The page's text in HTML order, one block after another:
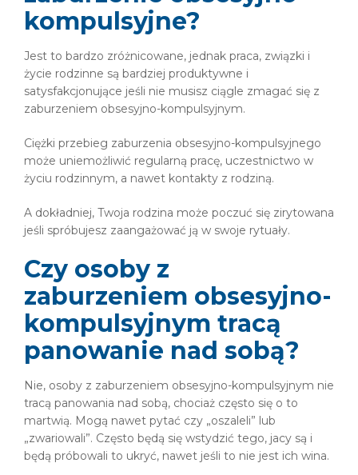
kompulsyjne?
Jest to bardzo zróżnicowane, jednak praca, związki i
życie rodzinne są bardziej produktywne i
satysfakcjonujące jeśli nie musisz ciągle zmagać się z
zaburzeniem obsesyjno-kompulsyjnym.
Ciężki przebieg zaburzenia obsesyjno-kompulsyjnego
może uniemożliwić regularną pracę, uczestnictwo w
życiu rodzinnym, a nawet kontakty z rodziną.
A dokładniej, Twoja rodzina może poczuć się zirytowana
jeśli spróbujesz zaangażować ją w swoje rytuały.
Czy osoby z
zaburzeniem obsesyjno-
kompulsyjnym tracą
panowanie nad sobą?
Nie, osoby z zaburzeniem obsesyjno-kompulsyjnym nie
tracą panowania nad sobą, chociaż często się o to
martwią. Mogą nawet pytać czy „oszaleli” lub
„zwariowali”. Często będą się wstydzić tego, jacy są i
będą próbowali to ukryć, nawet jeśli to nie jest ich wina.